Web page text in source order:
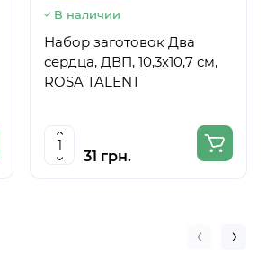
В наличии
Набор заготовок Два
сердца, ДВП, 10,3х10,7 см,
ROSA TALENT
31 грн.